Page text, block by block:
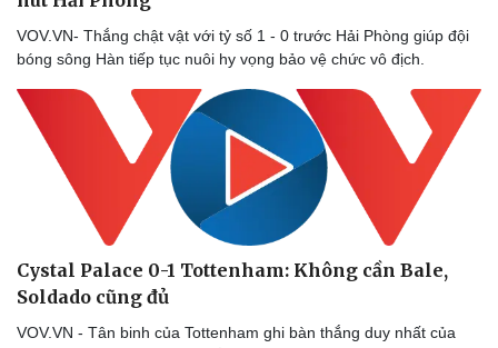
VOV.VN- Thắng chật vật với tỷ số 1 - 0 trước Hải Phòng giúp đội
bóng sông Hàn tiếp tục nuôi hy vọng bảo vệ chức vô địch.
Cystal Palace 0-1 Tottenham: Không cần Bale,
Soldado cũng đủ
VOV.VN - Tân binh của Tottenham ghi bàn thắng duy nhất của